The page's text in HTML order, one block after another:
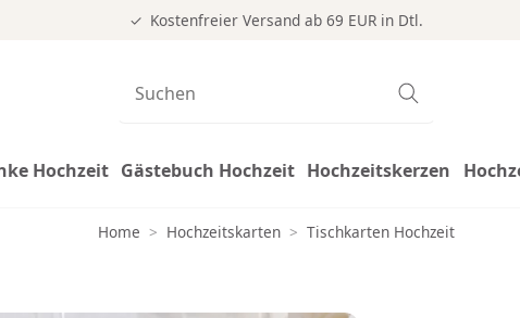
Kostenfreier Versand ab 69 EUR in Dtl.
Hochzeit Gästebuch Hochzeit Hochzeitskerzen
Home > Hochzeitskarten > Tischkarten Hochzeit